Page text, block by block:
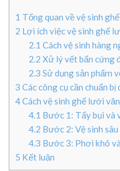
1 Tổng quan về vệ sinh
2 Lợi ích việc vệ sinh ghế
2.1 Cách vệ sinh hàng
2.2 Xử lý vết bẩn cứng
2.3 Sử dụng sản phẩm
3 Các công cụ cần chuẩn
4Cách vệ sinh ghế lưới
4.1 Bước 1: Tẩy bụi và
4.2 Bước 2: Vệ sinh
4.3 Bước 3: Phơi khô
5 Kết luận